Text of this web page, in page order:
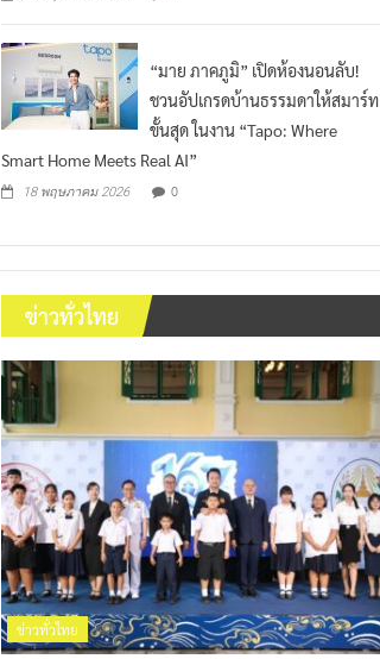
“มาย ภาคภูมิ” เปิดห้องนอนลับ!
ชวนอัปเกรดบ้านธรรมดาให้สมาร์ท
ขั้นสุด ในงาน “Tapo: Where
Smart Home Meets Real AI”
18 พฤษภาคม 2026 0
ข่าวทั่วไทย
ข่าวทั่วไทย